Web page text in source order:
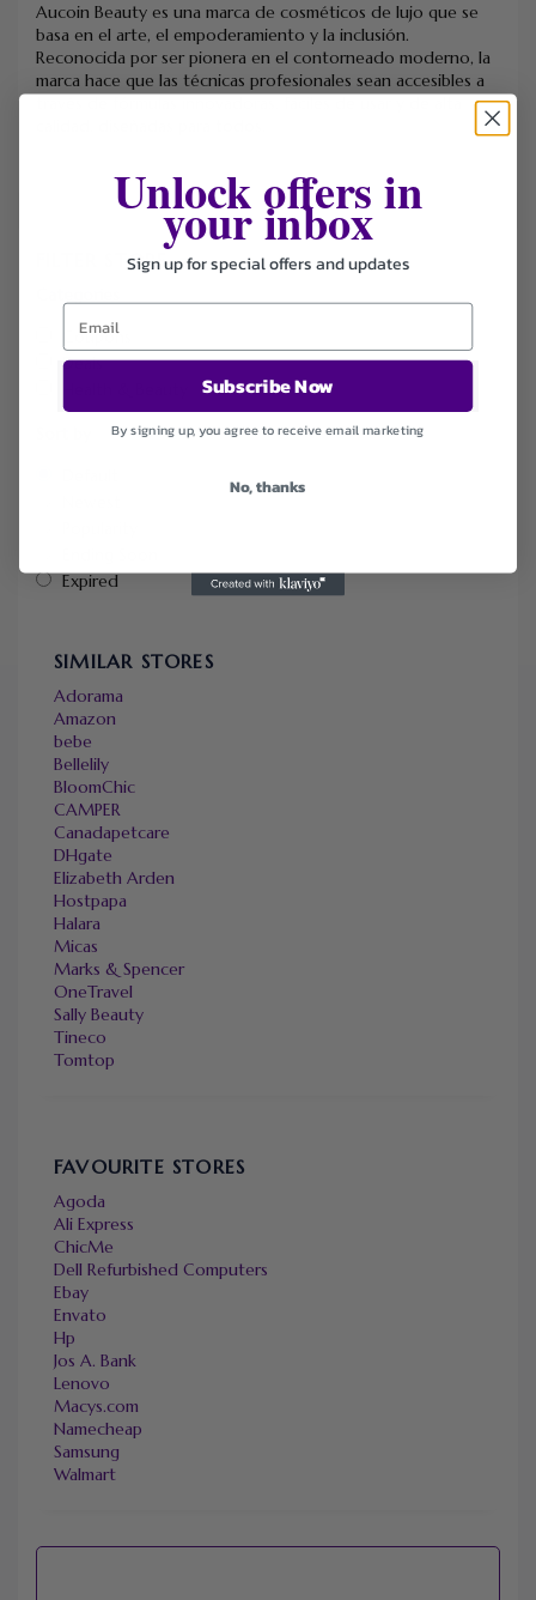
Aucoin Beauty es una marca de cosméticos de lujo que se
basa en el arte, el empoderamiento y la inclusión.
Reconocida por ser pionera en el contorneado moderno, la
marca hace que las técnicas profesionales sean accesibles a
FILTER STORE
Coupons
Deals
Expired
SIMILAR STORES
Adorama
Amazon
bebe
Bellelily
BloomChic
CAMPER
Canadapetcare
DHgate
Elizabeth Arden
Hostpapa
Halara
Micas
Marks & Spencer
OneTravel
Sally Beauty
Tineco
Tomtop
FAVOURITE STORES
Agoda
Ali Express
ChicMe
Dell Refurbished Computers
Ebay
Envato
Hp
Jos A. Bank
Lenovo
Macys.com
Namecheap
Samsung
Walmart
Unlock offers in
your inbox
Sign up for special offers and updates
Subscribe Now
By signing up, you agree to receive email marketing
No, thanks